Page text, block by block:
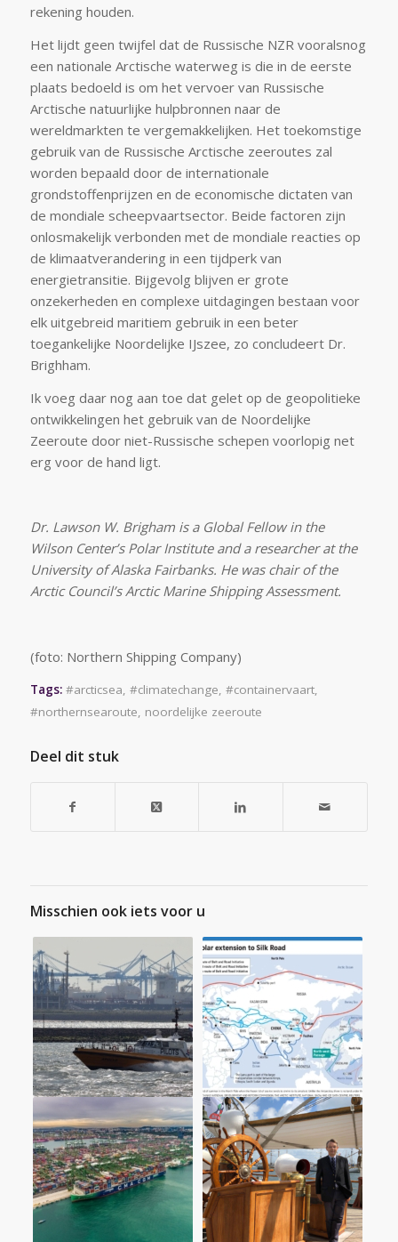
rekening houden.
Het lijdt geen twijfel dat de Russische NZR vooralsnog
een nationale Arctische waterweg is die in de eerste
plaats bedoeld is om het vervoer van Russische
Arctische natuurlijke hulpbronnen naar de
wereldmarkten te vergemakkelijken. Het toekomstige
gebruik van de Russische Arctische zeeroutes zal
worden bepaald door de internationale
grondstoffenprijzen en de economische dictaten van
de mondiale scheepvaartsector. Beide factoren zijn
onlosmakelijk verbonden met de mondiale reacties op
de klimaatverandering in een tijdperk van
energietransitie. Bijgevolg blijven er grote
onzekerheden en complexe uitdagingen bestaan voor
elk uitgebreid maritiem gebruik in een beter
toegankelijke Noordelijke IJszee, zo concludeert Dr.
Brighham.
Ik voeg daar nog aan toe dat gelet op de geopolitieke
ontwikkelingen het gebruik van de Noordelijke
Zeeroute door niet-Russische schepen voorlopig net
erg voor de hand ligt.
Dr. Lawson W. Brigham is a Global Fellow in the
Wilson Center’s Polar Institute and a researcher at the
University of Alaska Fairbanks. He was chair of the
Arctic Council’s Arctic Marine Shipping Assessment.
(foto: Northern Shipping Company)
Tags: #arcticsea, #climatechange, #containervaart,
#northernsearoute, noordelijke zeeroute
Deel dit stuk
Misschien ook iets voor u